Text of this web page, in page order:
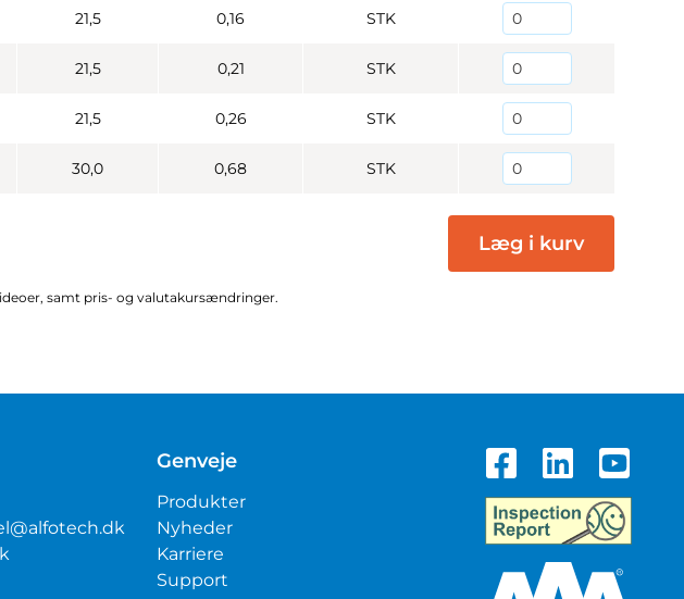
21,5 0,16 STK
21,5 0,21 STK
21,5 0,26 STK
30,0 0,68 STK
Læg i kurv
samt pris- og valutakursændringer.
Genveje
Produkter
Nyheder
Karriere
Support